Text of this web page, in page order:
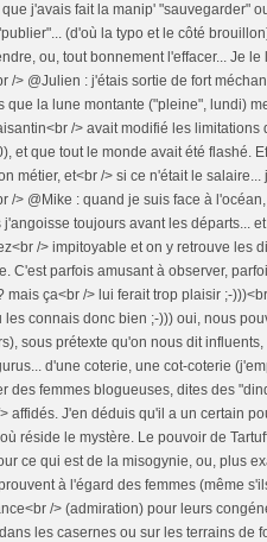
j'avais fait la manip' "sauvegarder"
(d'où la typo et le côté
ou, tout bonnement l'effacer... Je
/> @Julien : j'étais sortie de fort
que la lune montante ("pleine", lundi)
/> avait modifié les limitations
et que tout le monde avait été flashé.
métier, et<br /> si ce n'était le
/> @Mike : quand je suis face à
toujours avant les départs...
/> impitoyable et on y retrouve les
C'est parfois amusant à observer,
ça<br /> lui ferait trop plaisir ;-
les connais donc bien ;-))) oui, nous
sous prétexte qu'on nous dit
d'une coterie, une cot-coterie
des femmes blogueuses, dites des
affidés. J'en déduis qu'il a un certain
réside le mystère. Le pouvoir de
ce qui est de la misogynie, ou, plus
à l'égard des femmes (même
/> (admiration) pour leurs
les casernes ou sur les terrains de